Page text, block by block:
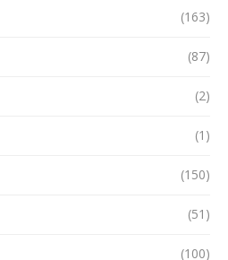
(163)
(87)
(2)
(1)
(150)
(51)
(100)